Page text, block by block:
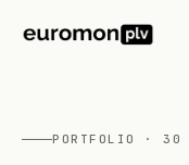
PORTFOLIO · 30